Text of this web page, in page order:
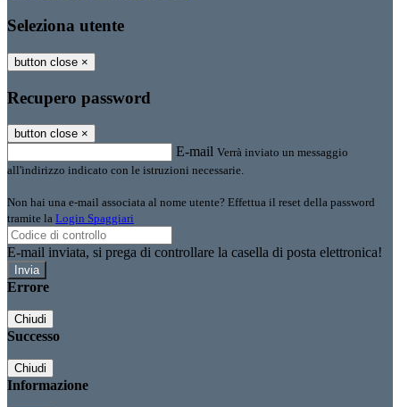
Seleziona utente
button close ×
Recupero password
button close ×
E-mail Verrà inviato un messaggio
all'indirizzo indicato con le istruzioni necessarie.
Non hai una e-mail associata al nome utente? Effettua il reset della password
tramite la Login Spaggiari
E-mail inviata, si prega di controllare la casella di posta elettronica!
Errore
Chiudi
Successo
Chiudi
Informazione